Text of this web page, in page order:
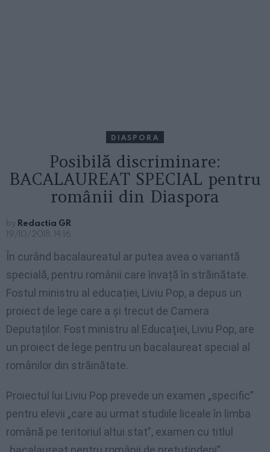
DIASPORA
Posibilă discriminare:
BACALAUREAT SPECIAL pentru
românii din Diaspora
by Redactia GR
19/10/2018, 14:16
În curând bacalaureatul ar putea avea o variantă
specială, pentru românii care învață în străinătate.
Fostul ministru al educației, Liviu Pop, a depus un
proiect de lege care a și trecut de Camera
Deputaților. Fost ministru al Educaţiei, Liviu Pop, are
un proiect de lege pentru un bacalaureat special al
românilor din străinătate.
Proiectul lui Liviu Pop prevede un examen „specific”
pentru elevii „care au urmat studiile liceale în limba
română pe teritoriul altui stat”, examen cu titlul